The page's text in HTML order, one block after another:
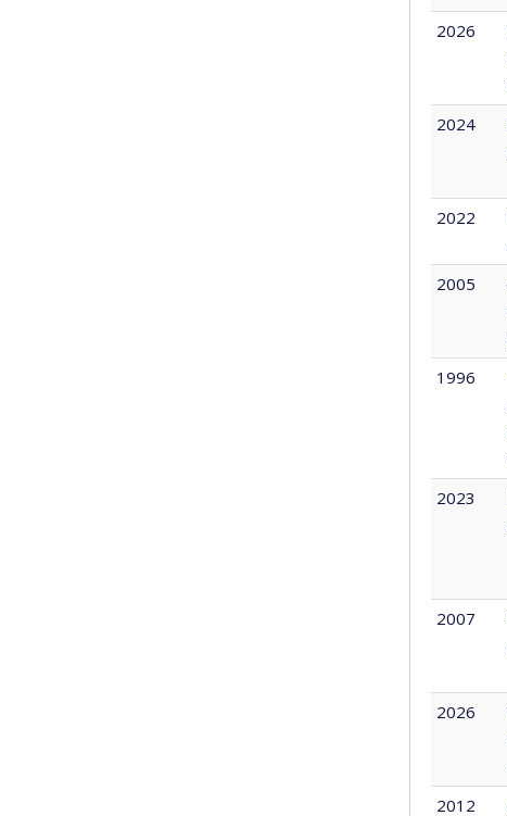
2026
2024
2022
2005
1996
2023
2007
2026
2012